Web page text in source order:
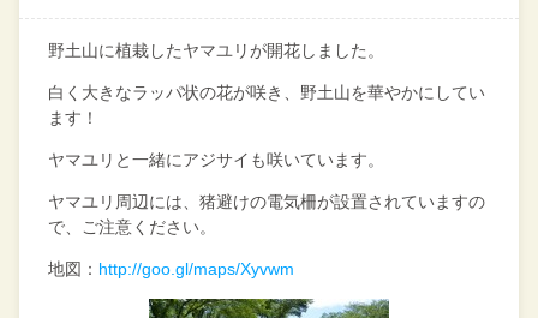
野土山に植栽したヤマユリが開花しました。
白く大きなラッパ状の花が咲き、野土山を華やかにしてい
ます！
ヤマユリと一緒にアジサイも咲いています。
ヤマユリ周辺には、猪避けの電気柵が設置されていますの
で、ご注意ください。
地図： http://goo.gl/maps/Xyvwm